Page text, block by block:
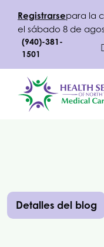
Registrarsepara la
el sábado 8 de
(940)-381-
1501
Detalles del blog